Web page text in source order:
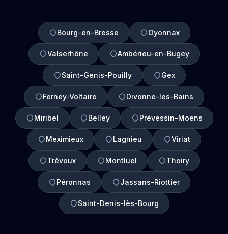
Bourg-en-Bresse Oyonnax
Valserhône Ambérieu-en-Bugey
Saint-Genis-Pouilly Gex
Ferney-Voltaire Divonne-les-Bains
Miribel Belley Prévessin-Moëns
Meximieux Lagnieu Viriat
Trévoux Montluel Thoiry
Péronnas Jassans-Riottier
Saint-Denis-lès-Bourg